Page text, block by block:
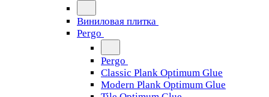
Виниловая плитка
Pergo
Pergo
Classic Plank Optimum Glue
Modern Plank Optimum Glue